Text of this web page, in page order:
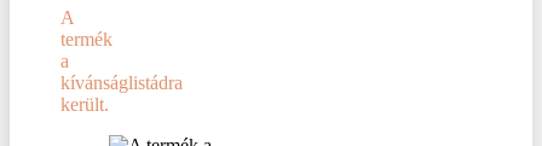
A
termék
a
kívánságlistádra
került.